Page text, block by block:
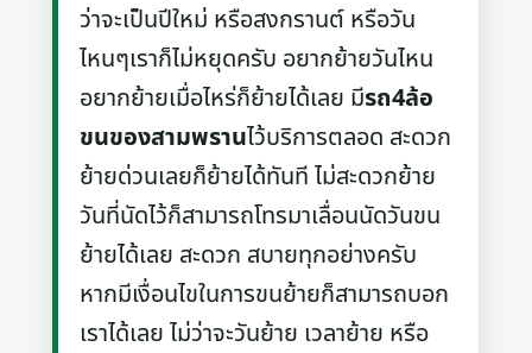
ว่าจะเป็นปีใหม่ หรือสงกรานต์ หรือวัน
ไหนๆเราก็ไม่หยุดครับ อยากย้ายวันไหน
อยากย้ายเมื่อไหร่ก็ย้ายได้เลย มีรถ4ล้อ
ขนของสามพรานไว้บริการตลอด สะดวก
ย้ายด่วนเลยก็ย้ายได้ทันที ไม่สะดวกย้าย
วันที่นัดไว้ก็สามารถโทรมาเลื่อนนัดวันขน
ย้ายได้เลย สะดวก สบายทุกอย่างครับ
หากมีเงื่อนไขในการขนย้ายก็สามารถบอก
เราได้เลย ไม่ว่าจะวันย้าย เวลาย้าย หรือ